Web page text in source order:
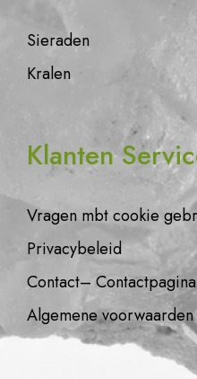
Sieraden
Kralen
Klanten
Vragen mbt cookie
Privacybeleid
Contact– Contactpagina
Algemene voorwaarden